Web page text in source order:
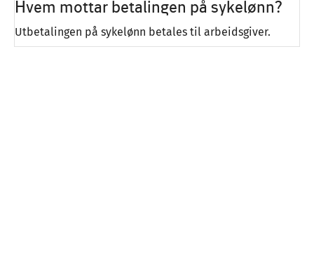
Hvem mottar betalingen på sykelønn?
Utbetalingen på sykelønn betales til arbeidsgiver.